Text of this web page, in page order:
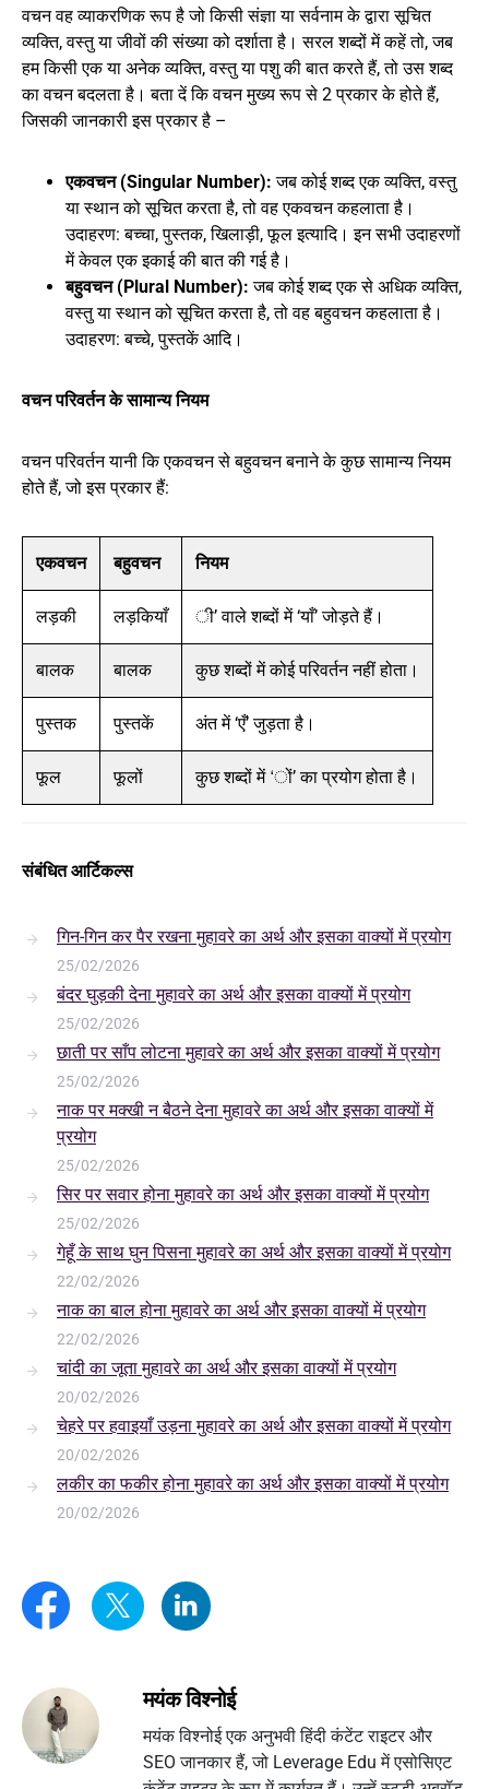
वचन वह व्याकरणिक रूप है जो किसी संज्ञा या सर्वनाम के द्वारा सूचित
व्यक्ति, वस्तु या जीवों की संख्या को दर्शाता है। सरल शब्दों में कहें तो, जब
हम किसी एक या अनेक व्यक्ति, वस्तु या पशु की बात करते हैं, तो उस शब्द
का वचन बदलता है। बता दें कि वचन मुख्य रूप से 2 प्रकार के होते हैं,
जिसकी जानकारी इस प्रकार है –
एकवचन (Singular Number): जब कोई शब्द एक व्यक्ति, वस्तु
या स्थान को सूचित करता है, तो वह एकवचन कहलाता है।
उदाहरण: बच्चा, पुस्तक, खिलाड़ी, फूल इत्यादि। इन सभी उदाहरणों
में केवल एक इकाई की बात की गई है।
बहुवचन (Plural Number): जब कोई शब्द एक से अधिक व्यक्ति,
वस्तु या स्थान को सूचित करता है, तो वह बहुवचन कहलाता है।
उदाहरण: बच्चे, पुस्तकें आदि।
वचन परिवर्तन के सामान्य नियम
वचन परिवर्तन यानी कि एकवचन से बहुवचन बनाने के कुछ सामान्य नियम
होते हैं, जो इस प्रकार हैं:
एकवचन बहुवचन नियम
लड़की लड़कियाँ ी’ वाले शब्दों में ‘याँ’ जोड़ते हैं।
बालक बालक कुछ शब्दों में कोई परिवर्तन नहीं होता।
पुस्तक पुस्तकें अंत में ‘एँ’ जुड़ता है।
फूल फूलों कुछ शब्दों में ‘ों’ का प्रयोग होता है।
संबंधित आर्टिकल्स
गिन-गिन कर पैर रखना मुहावरे का अर्थ और इसका वाक्यों में प्रयोग
25/02/2026
बंदर घुड़की देना मुहावरे का अर्थ और इसका वाक्यों में प्रयोग
25/02/2026
छाती पर साँप लोटना मुहावरे का अर्थ और इसका वाक्यों में प्रयोग
25/02/2026
नाक पर मक्खी न बैठने देना मुहावरे का अर्थ और इसका वाक्यों में
प्रयोग
25/02/2026
सिर पर सवार होना मुहावरे का अर्थ और इसका वाक्यों में प्रयोग
25/02/2026
गेहूँ के साथ घुन पिसना मुहावरे का अर्थ और इसका वाक्यों में प्रयोग
22/02/2026
नाक का बाल होना मुहावरे का अर्थ और इसका वाक्यों में प्रयोग
22/02/2026
चांदी का जूता मुहावरे का अर्थ और इसका वाक्यों में प्रयोग
20/02/2026
चेहरे पर हवाइयाँ उड़ना मुहावरे का अर्थ और इसका वाक्यों में प्रयोग
20/02/2026
लकीर का फकीर होना मुहावरे का अर्थ और इसका वाक्यों में प्रयोग
20/02/2026
मयंक विश्नोई
मयंक विश्नोई एक अनुभवी हिंदी कंटेंट राइटर और
SEO जानकार हैं, जो Leverage Edu में एसोसिएट